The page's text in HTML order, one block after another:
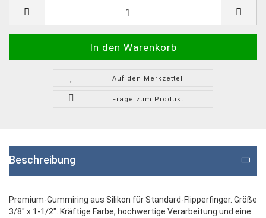
Auf den Merkzettel
Frage zum Produkt
Beschreibung
Premium-Gummiring aus Silikon für Standard-Flipperfinger. Größe
3/8" x 1-1/2". Kräftige Farbe, hochwertige Verarbeitung und eine